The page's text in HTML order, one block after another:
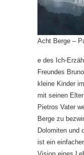
Acht Berge –
e des Ich-
Freundes
kleine Kinder
mit seinen
Pietros Vater
Berge zu
Dolomiten und
ist ein